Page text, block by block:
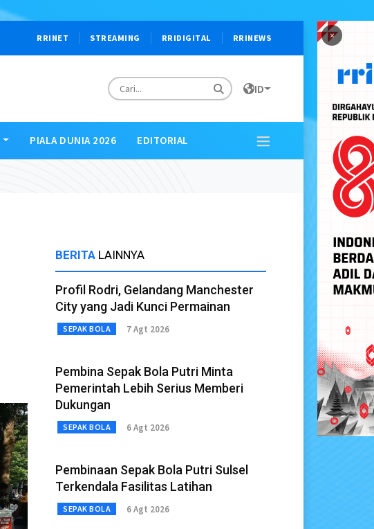
×
RRINET STREAMING RRIDIGITAL RRINEWS
ID
PIALA DUNIA 2026 EDITORIAL
BERITA LAINNYA
Profil Rodri, Gelandang Manchester
City yang Jadi Kunci Permainan
SEPAK BOLA 7 Agt 2026
Pembina Sepak Bola Putri Minta
Pemerintah Lebih Serius Memberi
Dukungan
SEPAK BOLA 6 Agt 2026
Pembinaan Sepak Bola Putri Sulsel
Terkendala Fasilitas Latihan
SEPAK BOLA 6 Agt 2026